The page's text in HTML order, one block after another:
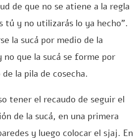
de que no se atiene a la regla
tú y no utilizarás lo ya hecho”.
la sucá por medio de la
que la sucá se forme por
la pila de cosecha.
tener el recaudo de seguir el
de la sucá, en una primera
y luego colocar el sjaj. En